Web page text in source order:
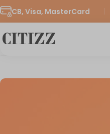
CB, Visa, MasterCard